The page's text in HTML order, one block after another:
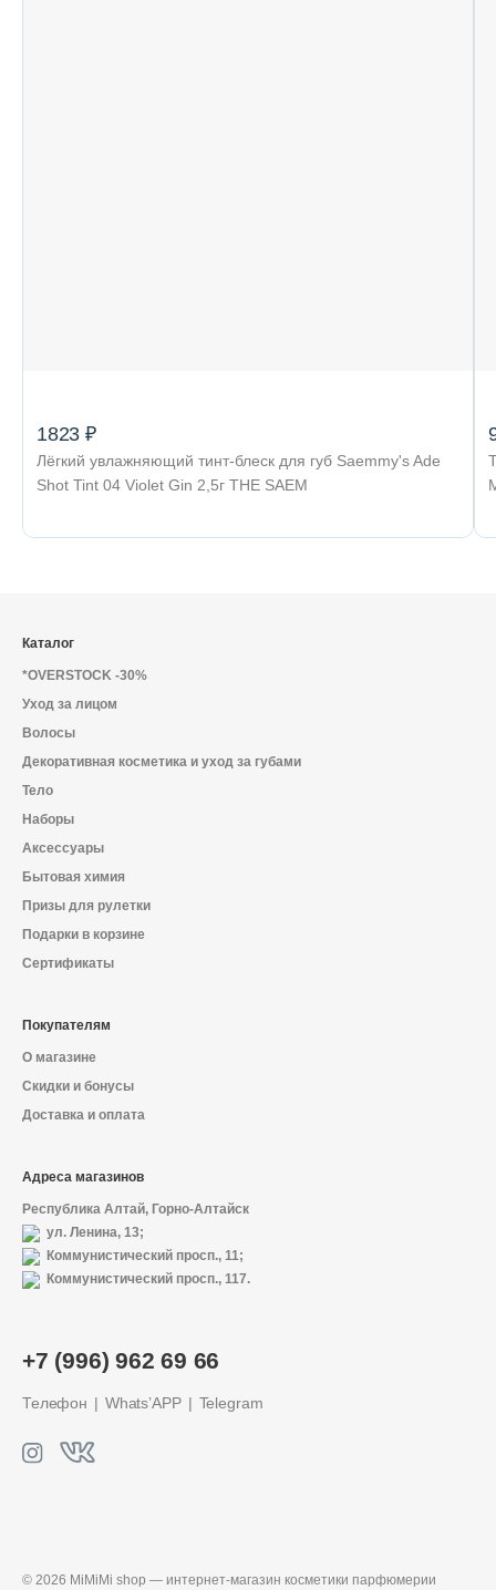
1823 ₽
Лёгкий увлажняющий тинт-блеск для губ Saemmy's Ade
Shot Tint 04 Violet Gin 2,5г THE SAEM
+7 (996) 962 69 66
Телефон Whats’APP Telegram
Каталог
*OVERSTOCK -30%
Уход за лицом
Волосы
Декоративная косметика и уход за губами
Тело
Наборы
Аксессуары
Бытовая химия
Призы для рулетки
Подарки в корзине
Сертификаты
Покупателям
О магазине
Скидки и бонусы
Доставка и оплата
Адреса магазинов
Республика Алтай, Горно-Алтайск
ул. Ленина, 13;
Коммунистический просп., 11;
Коммунистический просп., 117.
© 2026 MiMiMi shop — интернет-магазин косметики парфюмерии